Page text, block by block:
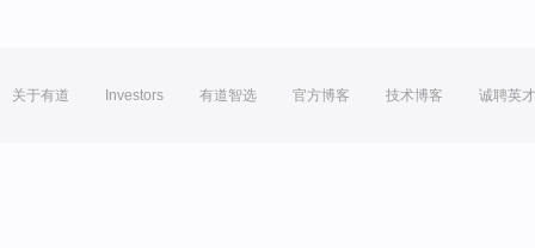
关于有道 Investors 有道智选 官方博客 技术博客 诚聘英才